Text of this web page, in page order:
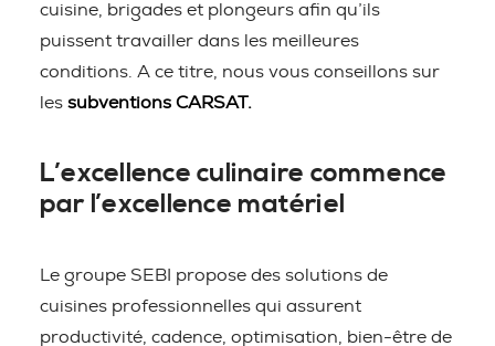
cuisine, brigades et plongeurs afin qu’ils
puissent travailler dans les meilleures
conditions. A ce titre, nous vous conseillons sur
les subventions CARSAT.
L’excellence culinaire commence
par l’excellence matériel
Le groupe SEBI propose des solutions de
cuisines professionnelles qui assurent
productivité, cadence, optimisation, bien-être de